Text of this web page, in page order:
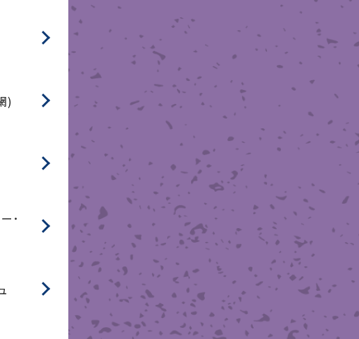
平織金網網目一覧表
綾織金網網目一覧表
特殊線材メッシュ網目一覧
金網
金網網目一覧表
クリンプ織金網
ロッククリンプ織金網
フラットトップ織金網
(滑面式金網)
トンキャップ織金網
(長目金網)
タイロッド織金網
振動篩用金網について
JIS試験用ふるい
ワイヤーネットコンベヤー
ワイヤーゲージ（線番）
)
金型パターン
在庫リスト
造粒機及び粉砕機用
遠心分離機用
スーパーパンチング™
SUPER PUNCHING™
スーパーパンチング™
標準金型リスト
スーパーパンチング™
在庫リスト
ODSサニタリーストレーナー™
二相ステンレス鋼パンチング
メタル™
耐摩耗鋼板HARDOX®
エンボス・ディンプル加工
樹脂パンチング™
（プラスチックパンチング）
セレクト カラー・サイズ
樹脂パンチング™（PVC）
オーダーシート
（炭素繊維強化熱可塑性樹
パンチング™
大開孔率パンチング™
（X-OPEN AREA
PUNCHING）
C.G.P/コンピューター
グラフィックパンチング
開孔率自動計算(%)
重量自動計算(kg)
パンチングメタル加工品
エキスパンドメタル
CFRTP EXメッシュ『CF
TON』
グレーチング
･
ワイヤーメッシュデミスター
蒸留用填充物
デミスター加工品
溶接金網
ファインメッシュ
ファインメッシュ加工品
電子ビームドリル加工
EBD電子ビームドリル加工
多軸同時・微細ドリリング・
レーザースクリーン